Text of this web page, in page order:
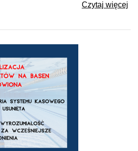
Czytaj więcej